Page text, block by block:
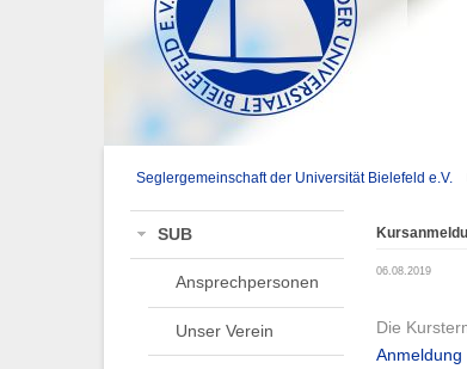
Seglergemeinschaft der Universität Bielefeld e.V.
SUB
Ansprechpersonen
Unser Verein
06.08.2019
Die
Anmeldung